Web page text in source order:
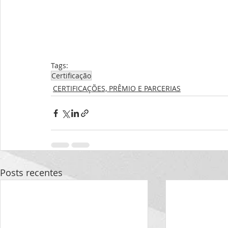
Tags:
Certificação
CERTIFICAÇÕES, PRÊMIO E PARCERIAS
Posts recentes